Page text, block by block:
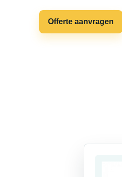
Offerte aanvragen